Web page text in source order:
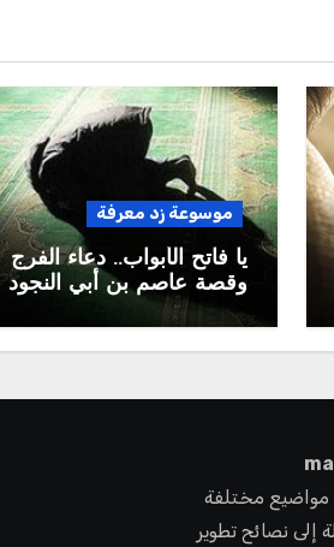
موسوعة زد معرفة
يا فاتح الأبواب.. دعاء الفرج
وقصة عاصم بن أبي النجود
مواضيع مختلفة
إلى نصائح تطوير